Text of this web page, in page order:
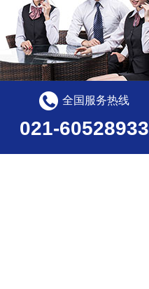
全国服务热线
021-60528933